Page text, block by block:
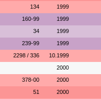
134 1999
160-99 1999
34 1999
239-99 1999
2298 / 336 10.1999
2000
378-00 2000
51 2000